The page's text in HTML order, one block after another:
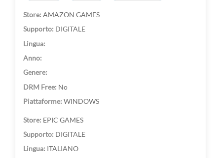
AMAZON GAMES
DIGITALE
No
WINDOWS
EPIC GAMES
DIGITALE
ITALIANO